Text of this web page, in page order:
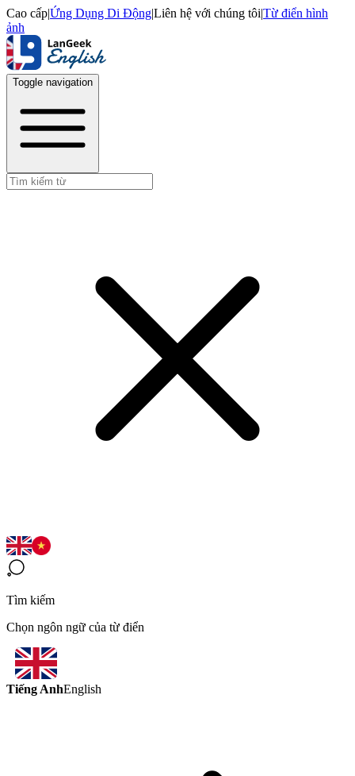
Cao cấp|Ứng Dụng Di Động|Liên hệ với chúng tôi|Từ điển hình
ảnh
Toggle navigation
Tìm kiếm
Chọn ngôn ngữ của từ điển
Tiếng AnhEnglish